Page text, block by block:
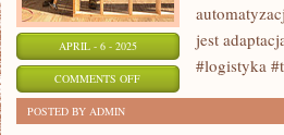
APRIL - 6 - 2025
COMMENTS OFFON
jest
#logistyka
POSTED BY ADMIN